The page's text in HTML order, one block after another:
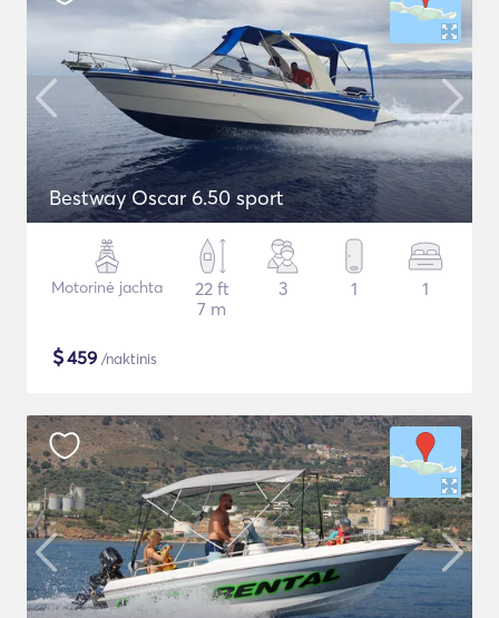
Bestway Oscar 6.50 sport
Motorinė jachta
22 ft
7 m
3 1 1
$459 /naktinis